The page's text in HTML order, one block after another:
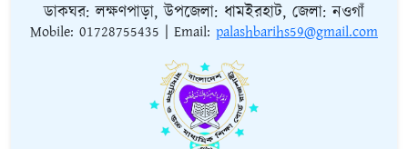
ডাকঘর: লক্ষণপাড়া, উপজেলা: ধামইরহাট, জেলা: নওগাঁ
Mobile: 01728755435 | Email: palashbarihs59@gmail.com